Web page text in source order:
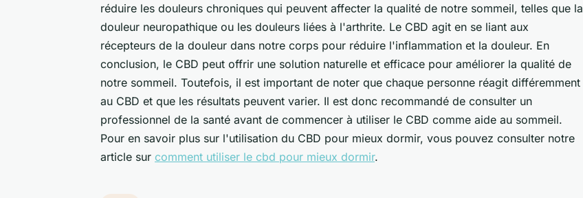
réduire les douleurs chroniques qui peuvent affecter la qualité de notre sommeil, telles que la
douleur neuropathique ou les douleurs liées à l'arthrite. Le CBD agit en se liant aux
récepteurs de la douleur dans notre corps pour réduire l'inflammation et la douleur. En
conclusion, le CBD peut offrir une solution naturelle et efficace pour améliorer la qualité de
notre sommeil. Toutefois, il est important de noter que chaque personne réagit différemment
au CBD et que les résultats peuvent varier. Il est donc recommandé de consulter un
professionnel de la santé avant de commencer à utiliser le CBD comme aide au sommeil.
Pour en savoir plus sur l'utilisation du CBD pour mieux dormir, vous pouvez consulter notre
article sur comment utiliser le cbd pour mieux dormir.